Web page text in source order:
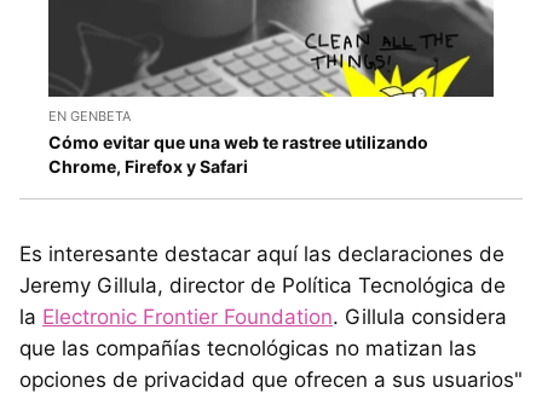
EN GENBETA
Cómo evitar que una web te rastree utilizando
Chrome, Firefox y Safari
Es interesante destacar aquí las declaraciones de
Jeremy Gillula, director de Política Tecnológica de
la Electronic Frontier Foundation. Gillula considera
que las compañías tecnológicas no matizan las
opciones de privacidad que ofrecen a sus usuarios"